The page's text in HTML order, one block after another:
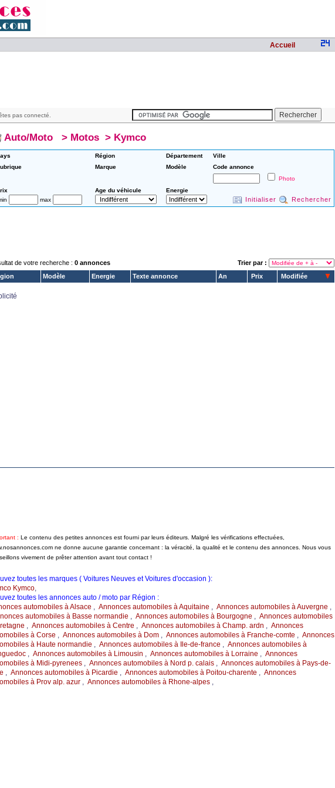
Accueil
pas connecté.
Auto/Moto > Motos> Kymco
Région Département
Ville
Marque Modèle
Code annonce
Photo
Age du véhicule
Energie
max Initialiser Rechercher
de votre recherche : 0 annonces
Trier par :
Modèle Energie Texte annonce An Prix Modifiée
: Le contenu des petites annonces est fourni par leurs éditeurs. Malgré les vérifications effectuées,
ne donne aucune garantie concernant : la véracité, la qualité et le contenu des annonces. Nous vous
vivement de prêter attention avant tout contact !
toutes les marques ( Voitures Neuves et Voitures d'occasion ):
Kymco,
toutes les annonces auto / moto par Région :
automobiles à Alsace , Annonces automobiles à Aquitaine , Annonces automobiles à Auvergne ,
automobiles à Basse normandie , Annonces automobiles à Bourgogne , Annonces automobiles
, Annonces automobiles à Centre , Annonces automobiles à Champ. ardn , Annonces
à Corse , Annonces automobiles à Dom, Annonces automobiles à Franche-comte , Annonces
à Haute normandie , Annonces automobiles à Ile-de-france , Annonces automobiles à
, Annonces automobiles à Limousin , Annonces automobiles à Lorraine , Annonces
à Midi-pyrenees, Annonces automobiles à Nord p. calais, Annonces automobiles à Pays-de-
, Annonces automobiles à Picardie , Annonces automobiles à Poitou-charente , Annonces
à Prov alp. azur, Annonces automobiles à Rhone-alpes,